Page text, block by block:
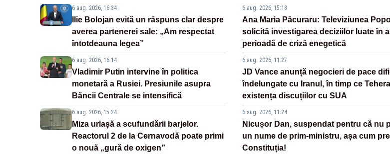
6 aug. 2026, 16:34
Ilie Bolojan evită un răspuns clar despre
averea partenerei sale: „Am respectat
întotdeauna legea”
6 aug. 2026, 16:14
Vladimir Putin intervine în politica
monetară a Rusiei. Presiunile asupra
Băncii Centrale se intensifică
6 aug. 2026, 15:24
Miza uriașă a scufundării barjelor.
Reactorul 2 de la Cernavodă poate primi
o nouă „gură de oxigen”
6 aug. 2026, 15:18
Ana Maria Păcuraru: Televiziunea
solicită investigarea deciziilor luate în
perioadă de criză enegetică
6 aug. 2026, 11:27
JD Vance anunță negocieri de pace
îndelungate cu Iranul, în timp ce
existența discuțiilor cu SUA
6 aug. 2026, 11:24
Nicușor Dan, suspendat pentru că nu
un nume de prim-ministru, așa cum
Constituția!